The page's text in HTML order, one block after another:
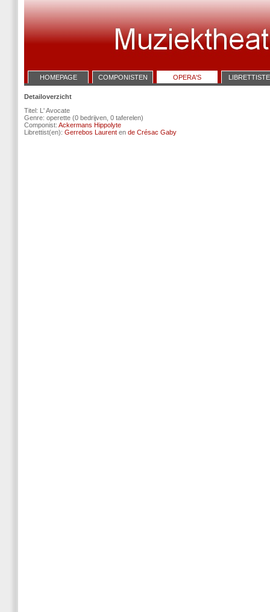
HOMEPAGE COMPONISTEN OPERA'S
Detailoverzicht
Titel: L' Avocate
Genre: operette (0 bedrijven, 0 taferelen)
Componist: Ackermans Hippolyte
Librettist(en): Gerrebos Laurent en de Crésac Gaby